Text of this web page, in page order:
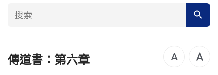
申命記
撒母耳記上
傳道書：第六章